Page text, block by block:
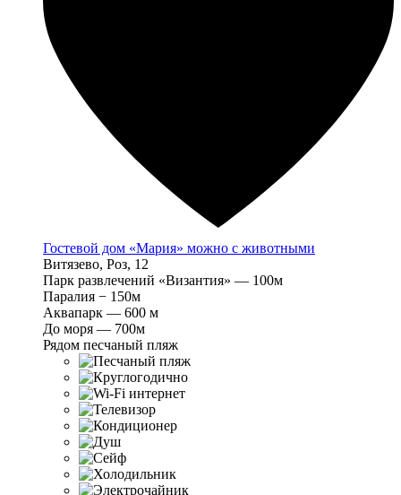
Гостевой дом «Мария» можно с животными
Витязево, Роз, 12
Парк развлечений «Византия» — 100м
Паралия − 150м
Аквапарк — 600 м
До моря — 700м
Рядом песчаный пляж